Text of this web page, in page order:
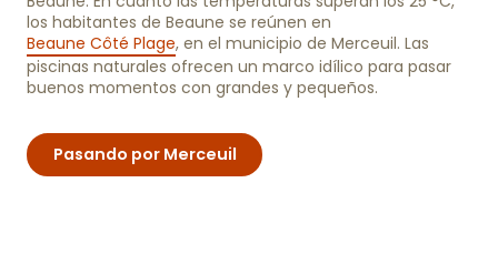
los habitantes de Beaune se reúnen en
Beaune Côté Plage, en el municipio de Merceuil. Las
piscinas naturales ofrecen un marco idílico para pasar
buenos momentos con grandes y pequeños.
Pasando por Merceuil